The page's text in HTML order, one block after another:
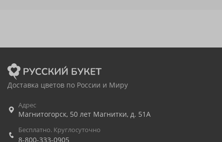
Доставка цветов по России и Миру
Адрес
Магнитогорск, 50 лет Магнитки, д. 51А
Бесплатно. Круглосуточно
8-800-333-0905